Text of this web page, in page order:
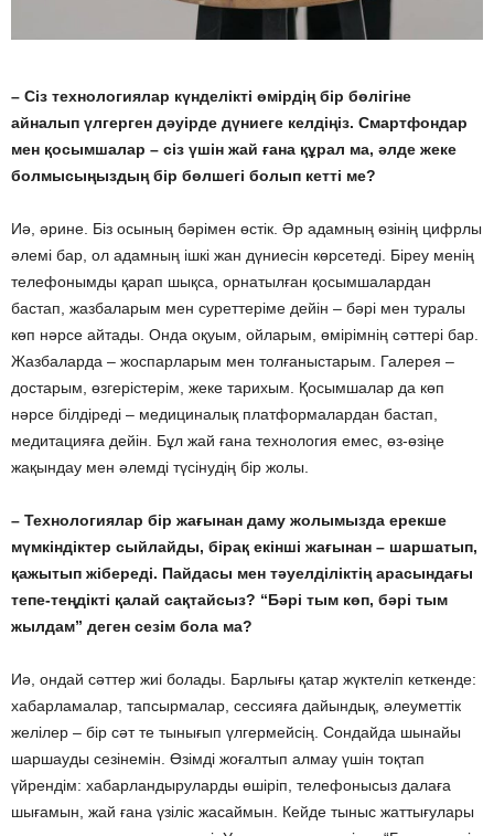
– Сіз технологиялар күнделікті өмірдің бір бөлігіне
айналып үлгерген дәуірде дүниеге келдіңіз. Смартфондар
мен қосымшалар – сіз үшін жай ғана құрал ма, әлде жеке
болмысыңыздың бір бөлшегі болып кетті ме?
Иә, әрине. Біз осының бәрімен өстік. Әр адамның өзінің цифрлы
әлемі бар, ол адамның ішкі жан дүниесін көрсетеді. Біреу менің
телефонымды қарап шықса, орнатылған қосымшалардан
бастап, жазбаларым мен суреттеріме дейін – бәрі мен туралы
көп нәрсе айтады. Онда оқуым, ойларым, өмірімнің сәттері бар.
Жазбаларда – жоспарларым мен толғаныстарым. Галерея –
достарым, өзгерістерім, жеке тарихым. Қосымшалар да көп
нәрсе білдіреді – медициналық платформалардан бастап,
медитацияға дейін. Бұл жай ғана технология емес, өз-өзіңе
жақындау мен әлемді түсінудің бір жолы.
– Технологиялар бір жағынан даму жолымызда ерекше
мүмкіндіктер сыйлайды, бірақ екінші жағынан – шаршатып,
қажытып жібереді. Пайдасы мен тәуелділіктің арасындағы
тепе-теңдікті қалай сақтайсыз? “Бәрі тым көп, бәрі тым
жылдам” деген сезім бола ма?
Иә, ондай сәттер жиі болады. Барлығы қатар жүктеліп кеткенде:
хабарламалар, тапсырмалар, сессияға дайындық, әлеуметтік
желілер – бір сәт те тынығып үлгермейсің. Сондайда шынайы
шаршауды сезінемін. Өзімді жоғалтып алмау үшін тоқтап
үйрендім: хабарландыруларды өшіріп, телефонысыз далаға
шығамын, жай ғана үзіліс жасаймын. Кейде тыныс жаттығулары